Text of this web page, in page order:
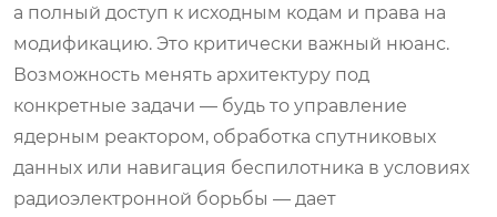
а полный доступ к исходным кодам и права на
модификацию. Это критически важный нюанс.
Возможность менять архитектуру под
конкретные задачи — будь то управление
ядерным реактором, обработка спутниковых
данных или навигация беспилотника в условиях
радиоэлектронной борьбы — дает